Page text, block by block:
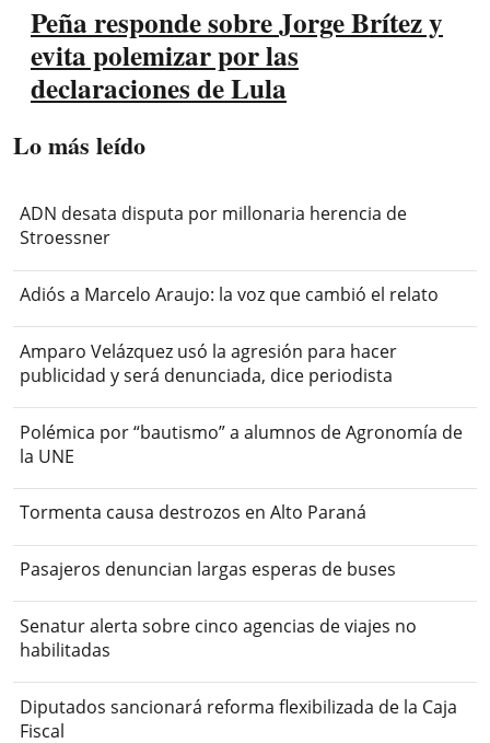
Peña responde sobre Jorge Brítez y
evita polemizar por las
declaraciones de Lula
Lo más leído
ADN desata disputa por millonaria herencia de
Stroessner
Adiós a Marcelo Araujo: la voz que cambió el relato
Amparo Velázquez usó la agresión para hacer
publicidad y será denunciada, dice periodista
Polémica por “bautismo” a alumnos de Agronomía de
la UNE
Tormenta causa destrozos en Alto Paraná
Pasajeros denuncian largas esperas de buses
Senatur alerta sobre cinco agencias de viajes no
habilitadas
Diputados sancionará reforma flexibilizada de la Caja
Fiscal